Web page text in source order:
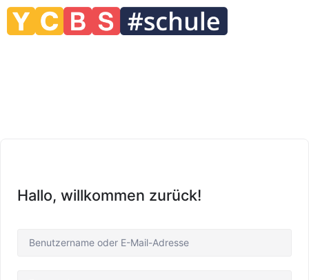
Hallo, willkommen zurück!